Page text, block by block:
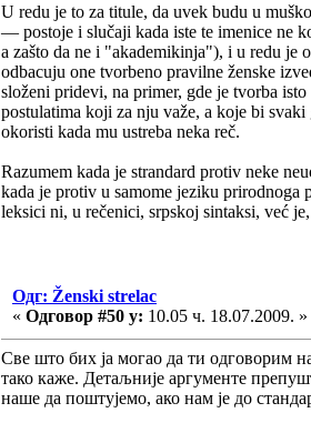
U redu je to za titule, da uvek budu u
— postoje i slučaji kada iste te imenice ne
a zašto da ne i "akademikinja"), i u redu je
odbacuju one tvorbeno pravilne ženske
složeni pridevi, na primer, gde je tvorba
postulatima koji za nju važe, a koje bi
okoristi kada mu ustreba neka reč.
Razumem kada je strandard protiv neke
kada je protiv u samome jeziku
leksici ni, u rečenici, srpskoj sintaksi, već
Одг: Ženski strelac
« Одговор #50 у: 10.05 ч. 18.07.2009. »
Све што бих ја могао да ти одговорим
тако каже. Детаљније аргументе
наше да поштујемо, ако нам је до